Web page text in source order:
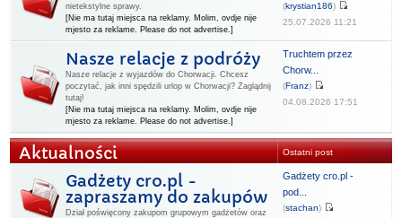
nietekstylne sprawy.
[Nie ma tutaj miejsca na reklamy. Molim, ovdje nije
mjesto za reklame. Please do not advertise.]
(krystian186)
25.07.2026 11:21
Nasze relacje z podróży
Nasze relacje z wyjazdów do Chorwacji. Chcesz
poczytać, jak inni spędzili urlop w Chorwacji? Zaglądnij
tutaj!
[Nie ma tutaj miejsca na reklamy. Molim, ovdje nije
mjesto za reklame. Please do not advertise.]
Truchtem przez
Chorw...
(Franz)
04.08.2026 17:51
Aktualności Ostatni post
Gadżety cro.pl -
zapraszamy do zakupów
Dział poświęcony zakupom grupowym gadżetów oraz
Gadżety cro.pl -
pod...
(stachan)